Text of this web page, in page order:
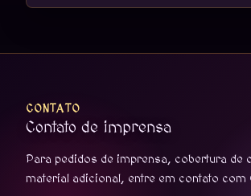
CONTATO
Contato de imprensa
Para pedidos de imprensa, cobertura de
material adicional, entre em contato com